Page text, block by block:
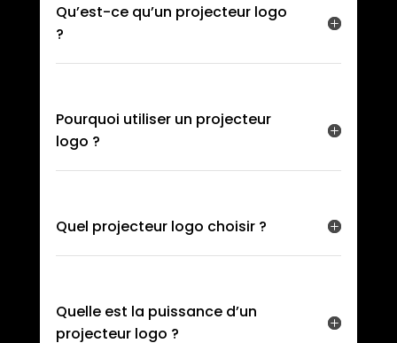
Qu’est-ce qu’un projecteur logo
?
Pourquoi utiliser un projecteur
logo ?
Quel projecteur logo choisir ?
Quelle est la puissance d’un
projecteur logo ?